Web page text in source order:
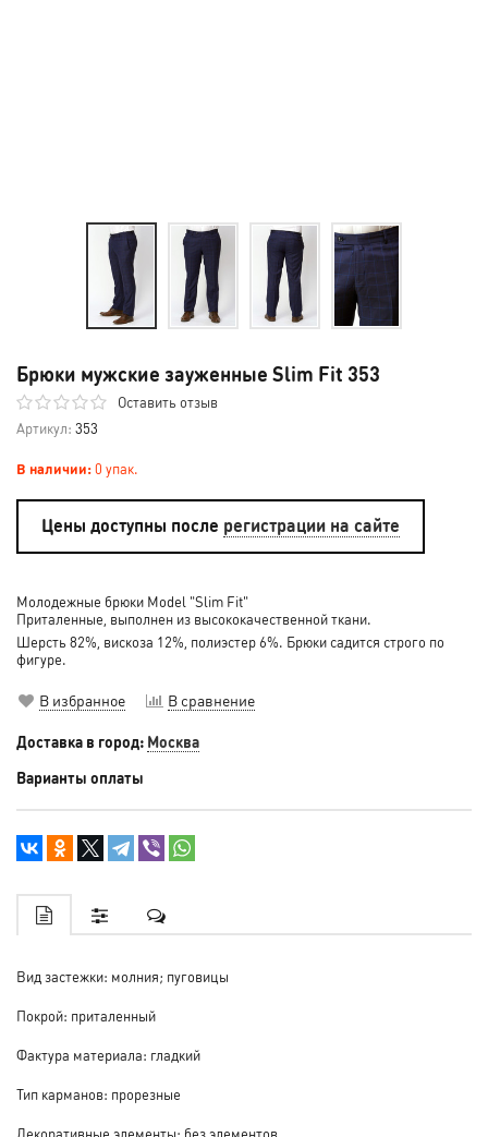
Брюки мужские зауженные Slim Fit 353
Оставить отзыв
Артикул: 353
В наличии:0 упак.
Цены доступны после регистрации на сайте
Молодежные брюки Model "Slim Fit"
Приталенные, выполнен из высококачественной ткани.
Шерсть 82%, вискоза 12%, полиэстер 6%. Брюки садится строго по
фигуре.
В избранное В сравнение
Доставка в город: Москва
Варианты оплаты
Вид застежки: молния; пуговицы
Покрой: приталенный
Фактура материала: гладкий
Тип карманов: прорезные